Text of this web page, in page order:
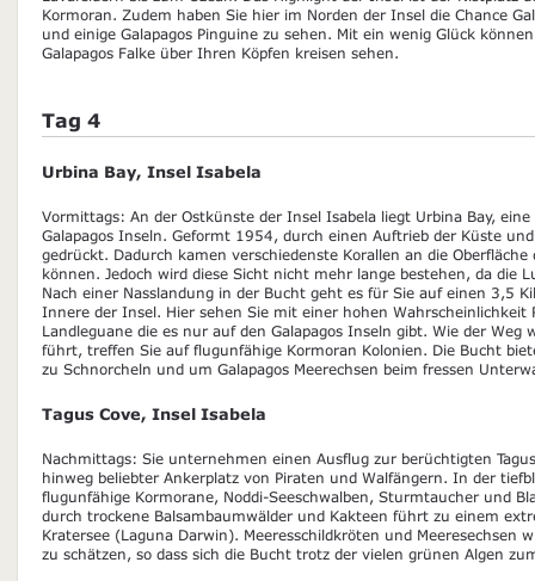
Kormoran. Zudem haben Sie hier im Norden der Insel die Chance
und einige Galapagos Pinguine zu sehen. Mit ein wenig Glück
Galapagos Falke über Ihren Köpfen kreisen sehen.
Tag 4
Urbina Bay, Insel Isabela
Vormittags: An der Ostkünste der Insel Isabela liegt Urbina Bay,
Galapagos Inseln. Geformt 1954, durch einen Auftrieb der Küste
gedrückt. Dadurch kamen verschiedenste Korallen an die
können. Jedoch wird diese Sicht nicht mehr lange bestehen, da die
Nach einer Nasslandung in der Bucht geht es für Sie auf einen 3,5
Innere der Insel. Hier sehen Sie mit einer hohen Wahrscheinlichkeit
Landleguane die es nur auf den Galapagos Inseln gibt. Wie der Weg
führt, treffen Sie auf flugunfähige Kormoran Kolonien. Die Bucht
zu Schnorcheln und um Galapagos Meerechsen beim fressen
Tagus Cove, Insel Isabela
Nachmittags: Sie unternehmen einen Ausflug zur berüchtigten
hinweg beliebter Ankerplatz von Piraten und Walfängern. In der
flugunfähige Kormorane, Noddi-Seeschwalben, Sturmtaucher und
durch trockene Balsambaumwälder und Kakteen führt zu einem
Kratersee (Laguna Darwin). Meeresschildkröten und Meeresechsen
zu schätzen, so dass sich die Bucht trotz der vielen grünen Algen